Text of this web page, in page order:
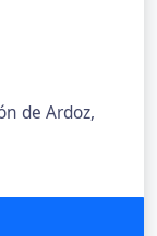
de Ardoz,